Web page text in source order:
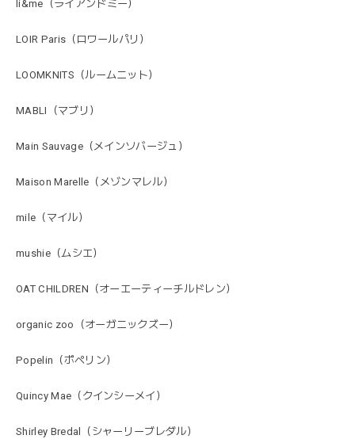
li&me（ライアンドミー）
LOIR Paris（ロワールパリ）
LOOMKNITS（ルームニット）
MABLI（マブリ）
Main Sauvage（メインソバージュ）
Maison Marelle（メゾンマレル）
mile（マイル）
mushie（ムシエ）
OAT CHILDREN（オーエーティーチルドレン）
organic zoo（オーガニックズー）
Popelin（ポペリン）
Quincy Mae（クインシーメイ）
Shirley Bredal（シャーリーブレダル）